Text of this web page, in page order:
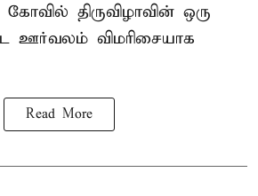
திருவிழாவின் ஒரு
ஊர்வலம் விமரிசையாக
Read More